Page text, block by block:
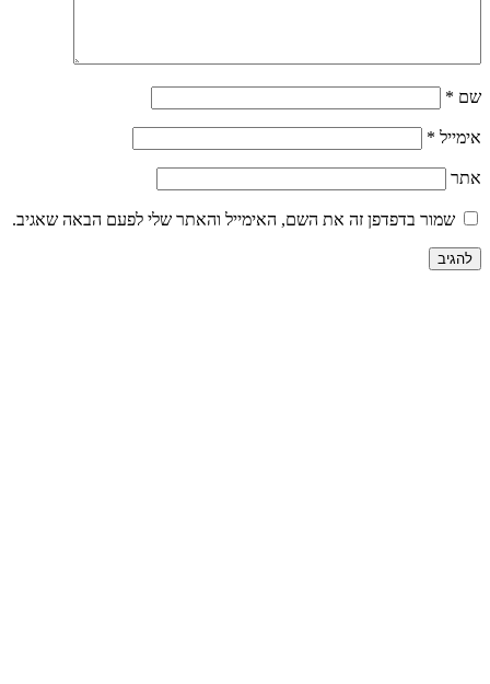
שם *
אימייל *
אתר
שמור בדפדפן זה את השם, האימייל והאתר שלי לפעם הבאה שאגיב.